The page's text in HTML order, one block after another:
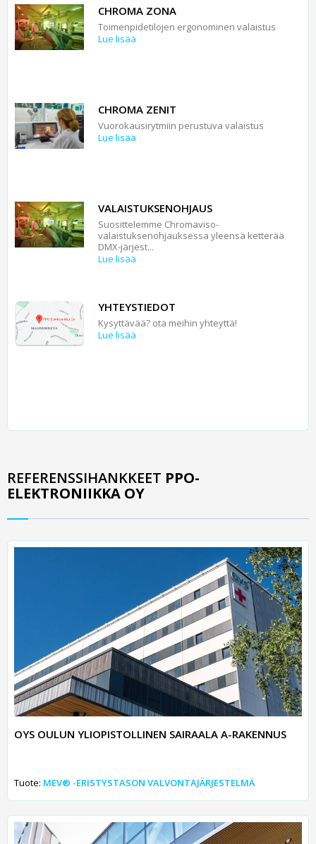
CHROMA ZONA
Toimenpidetilojen ergonominen valaistus
Lue lisää
CHROMA ZENIT
Vuorokausirytmiin perustuva valaistus
Lue lisää
VALAISTUKSENOHJAUS
Suosittelemme Chromaviso-
valaistuksenohjauksessa yleensä ketterää
DMX-järjest...
Lue lisää
YHTEYSTIEDOT
Kysyttävää? ota meihin yhteyttä!
Lue lisää
REFERENSSIHANKKEET PPO-
ELEKTRONIIKKA OY
OYS OULUN YLIOPISTOLLINEN SAIRAALA A-RAKENNUS
Tuote: MEV® -ERISTYSTASON VALVONTAJÄRJESTELMÄ